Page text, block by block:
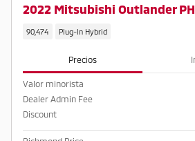
2022 Mitsubishi Outlander
90,474 Plug-In Hybrid
Precios
Valor minorista
Dealer Admin Fee
Discount